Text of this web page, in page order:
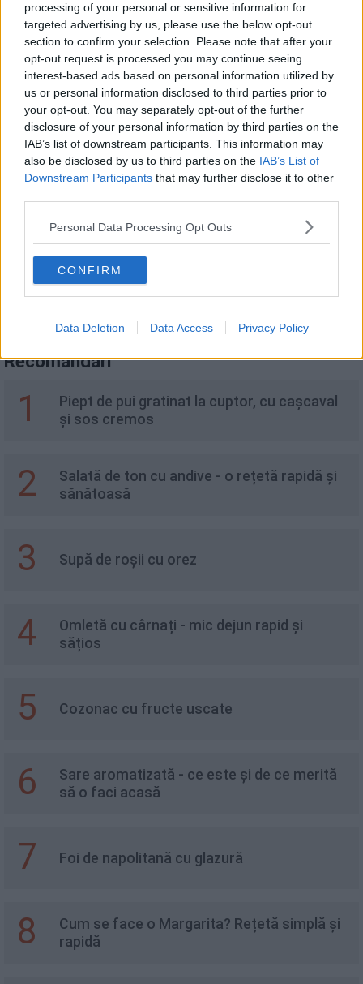
processing of your personal or sensitive information for
targeted advertising by us, please use the below opt-out
section to confirm your selection. Please note that after your
opt-out request is processed you may continue seeing
interest-based ads based on personal information utilized by
us or personal information disclosed to third parties prior to
your opt-out. You may separately opt-out of the further
disclosure of your personal information by third parties on the
IAB’s list of downstream participants. This information may
also be disclosed by us to third parties on the IAB’s List of
Downstream Participants that may further disclose it to other
Personal Data Processing Opt Outs
CONFIRM
Data Deletion Data Access Privacy Policy
Sos de maioneză cu iaurt,
combinația ideală în sezonul cald.
Cum să-l prepari și cu ce mâncăruri
se potrivește cel mai bine
Cum să citești etichetele
alimentare: Ce să cauți, ce să eviți
Cele mai bune 5 gustari daca vrei sa
slabesti
Recomandări
1
Piept de pui gratinat la cuptor, cu cașcaval
și sos cremos
2
Salată de ton cu andive - o rețetă rapidă și
sănătoasă
3 Supă de roșii cu orez
4
Omletă cu cârnați - mic dejun rapid și
sățios
5 Cozonac cu fructe uscate
6
Sare aromatizată - ce este și de ce merită
să o faci acasă
7 Foi de napolitană cu glazură
8
Cum se face o Margarita? Rețetă simplă și
rapidă